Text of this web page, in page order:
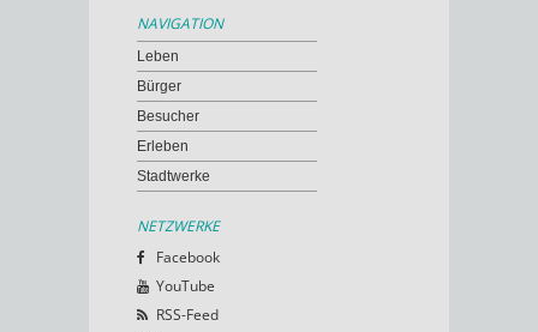
NAVIGATION
Leben
Bürger
Besucher
Erleben
Stadtwerke
NETZWERKE
Facebook
YouTube
RSS-Feed